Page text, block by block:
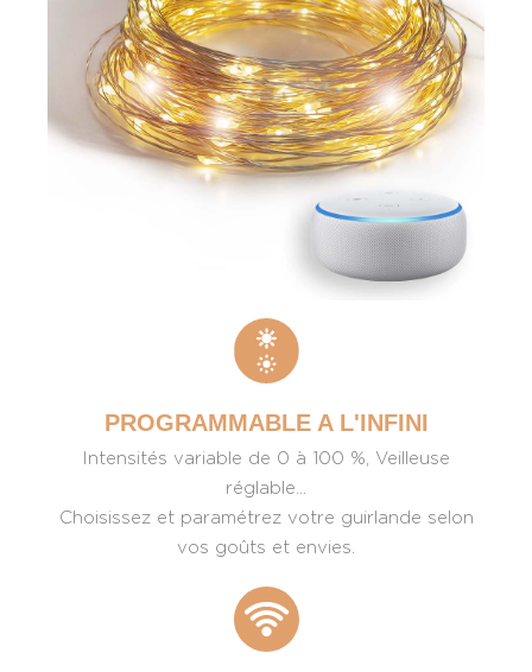
PROGRAMMABLE A L'INFINI
Intensités variable de 0 à 100 %, Veilleuse
réglable...
Choisissez et paramétrez votre guirlande selon
vos goûts et envies.